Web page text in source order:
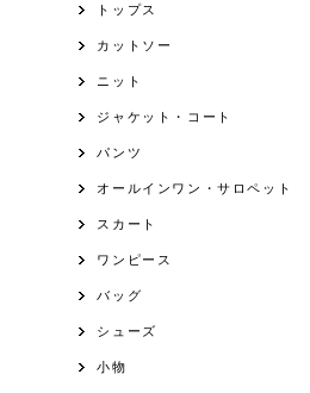
トップス
カットソー
ニット
ジャケット・コート
パンツ
オールインワン・サロペット
スカート
ワンピース
バッグ
シューズ
小物